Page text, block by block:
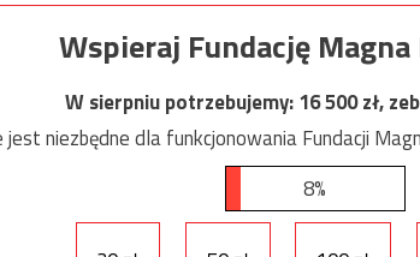
Wspieraj Fundację
W sierpniu potrzebujemy:16 500zł,
niezbędne dla funkcjonowania Fundacji
8%